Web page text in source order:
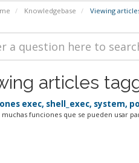
Knowledgebase Viewing
articles
exec, shell_exec, system,
muchas funciones que se pueden usar